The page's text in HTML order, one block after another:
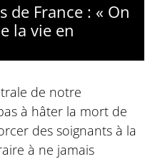
de France : « On
la vie en
de notre
à hâter la mort de
des soignants à la
à ne jamais